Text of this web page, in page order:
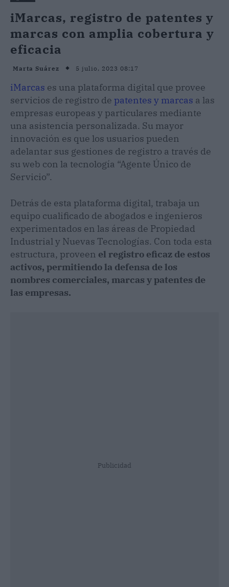
iMarcas, registro de patentes y
marcas con amplia cobertura y
eficacia
Marta Suárez 5 julio, 2023 08:17
iMarcas es una plataforma digital que provee
servicios de registro de patentes y marcas a las
empresas europeas y particulares mediante
una asistencia personalizada. Su mayor
innovación es que los usuarios pueden
adelantar sus gestiones de registro a través de
su web con la tecnología “Agente Único de
Servicio”.
Detrás de esta plataforma digital, trabaja un
equipo cualificado de abogados e ingenieros
experimentados en las áreas de Propiedad
Industrial y Nuevas Tecnologías. Con toda esta
estructura, proveen el registro eficaz de estos
activos, permitiendo la defensa de los
nombres comerciales, marcas y patentes de
las empresas.
Publicidad